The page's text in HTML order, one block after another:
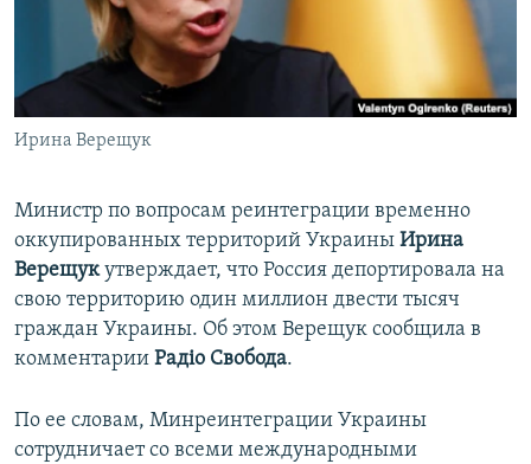
ПОБЕДИТЕЛЕЙ НЕ СУДЯТ?
КРЫМ.НЕПОКОРЕННЫЙ
УКРАИНСКАЯ ПРОБЛЕМА КРЫМА
ПРИСОЕДИНЯЙТЕСЬ!
Ирина Верещук
Министр по вопросам реинтеграции временно
оккупированных территорий Украины Ирина
Верещукутверждает, что Россия депортировала на
свою территорию один миллион двести тысяч
граждан Украины. Об этом Верещук сообщила в
комментарии Радіо Свобода.
По ее словам, Минреинтеграции Украины
сотрудничает со всеми международными